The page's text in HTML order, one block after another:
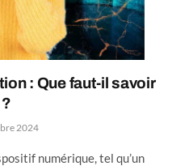
: Que faut-il savoir
2024
numérique, tel qu’un